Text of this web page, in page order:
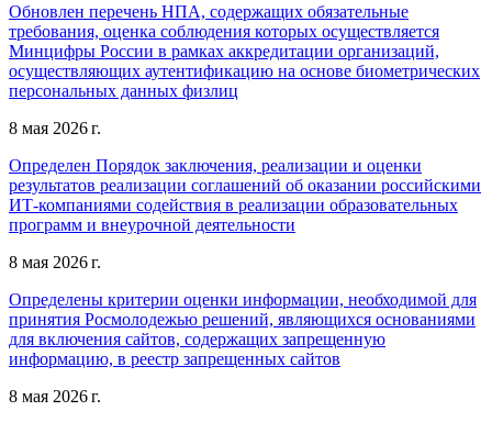
Обновлен перечень НПА, содержащих обязательные
требования, оценка соблюдения которых осуществляется
Минцифры России в рамках аккредитации организаций,
осуществляющих аутентификацию на основе биометрических
персональных данных физлиц
8 мая 2026 г.
Определен Порядок заключения, реализации и оценки
результатов реализации соглашений об оказании российскими
ИТ-компаниями содействия в реализации образовательных
программ и внеурочной деятельности
8 мая 2026 г.
Определены критерии оценки информации, необходимой для
принятия Росмолодежью решений, являющихся основаниями
для включения сайтов, содержащих запрещенную
информацию, в реестр запрещенных сайтов
8 мая 2026 г.